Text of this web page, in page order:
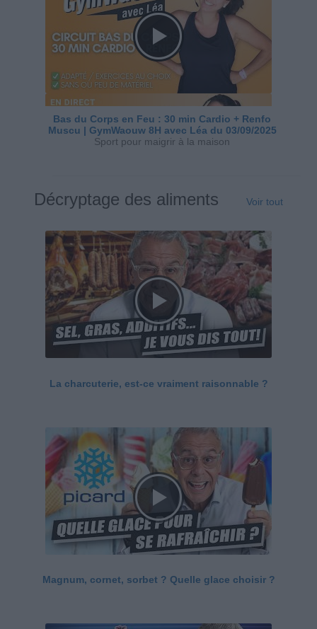
Bas du Corps en Feu : 30 min Cardio + Renfo
Muscu | GymWaouw 8H avec Léa du 03/09/2025
Sport pour maigrir à la maison
Décryptage des aliments Voir tout
La charcuterie, est-ce vraiment raisonnable ?
Magnum, cornet, sorbet ? Quelle glace choisir ?